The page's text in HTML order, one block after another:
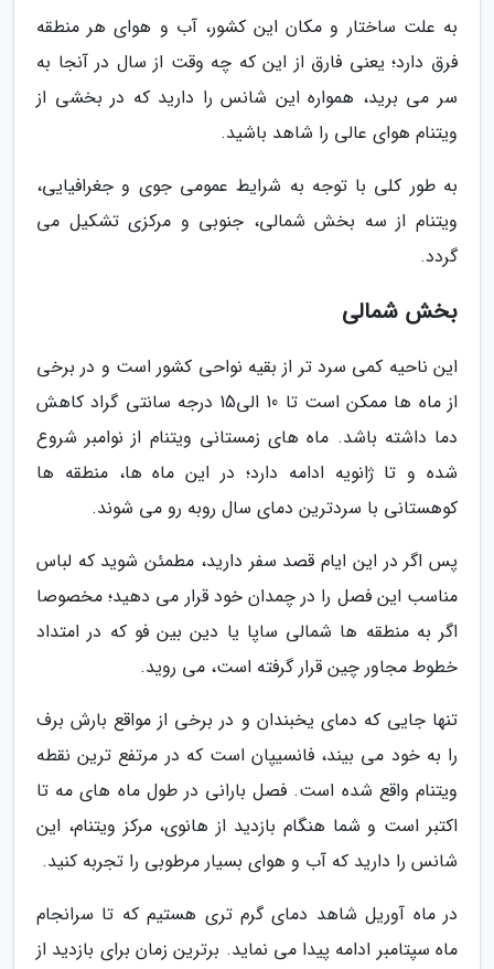
به علت ساختار و مکان این کشور، آب و هوای هر منطقه
فرق دارد؛ یعنی فارق از این که چه وقت از سال در آنجا به
سر می برید، همواره این شانس را دارید که در بخشی از
ویتنام هوای عالی را شاهد باشید.
به طور کلی با توجه به شرایط عمومی جوی و جغرافیایی،
ویتنام از سه بخش شمالی، جنوبی و مرکزی تشکیل می
گردد.
بخش شمالی
این ناحیه کمی سرد تر از بقیه نواحی کشور است و در برخی
از ماه ها ممکن است تا 10 الی15 درجه سانتی گراد کاهش
دما داشته باشد. ماه های زمستانی ویتنام از نوامبر شروع
شده و تا ژانویه ادامه دارد؛ در این ماه ها، منطقه ها
کوهستانی با سردترین دمای سال روبه رو می شوند.
پس اگر در این ایام قصد سفر دارید، مطمئن شوید که لباس
مناسب این فصل را در چمدان خود قرار می دهید؛ مخصوصا
اگر به منطقه ها شمالی ساپا یا دین بین فو که در امتداد
خطوط مجاور چین قرار گرفته است، می روید.
تنها جایی که دمای یخبندان و در برخی از مواقع بارش برف
را به خود می بیند، فانسیپان است که در مرتفع ترین نقطه
ویتنام واقع شده است. فصل بارانی در طول ماه های مه تا
اکتبر است و شما هنگام بازدید از هانوی، مرکز ویتنام، این
شانس را دارید که آب و هوای بسیار مرطوبی را تجربه کنید.
در ماه آوریل شاهد دمای گرم تری هستیم که تا سرانجام
ماه سپتامبر ادامه پیدا می نماید. برترین زمان برای بازدید از